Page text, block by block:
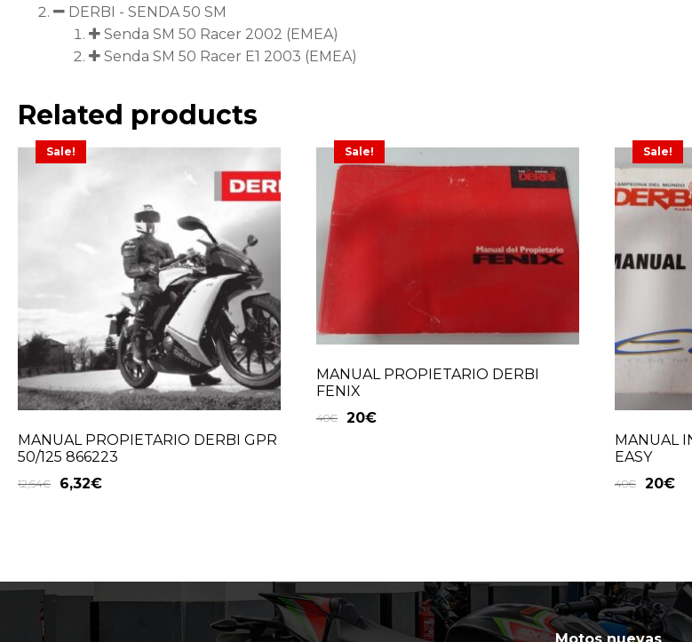
DERBI - SENDA 50 SM
Senda SM 50 Racer 2002 (EMEA)
Senda SM 50 Racer E1 2003 (EMEA)
Related products
Sale!
MANUAL PROPIETARIO DERBI GPR
50/125 866223
12,64€ 6,32€
Sale!
MANUAL PROPIETARIO DERBI
FENIX
40€ 20€
Sale!
MANUAL
EASY
40€ 20€